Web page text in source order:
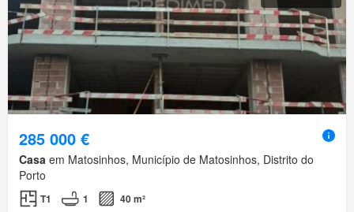
285 000 €
Casa em Matosinhos, Município de Matosinhos, Distrito do
Porto
T1 1
40 m²